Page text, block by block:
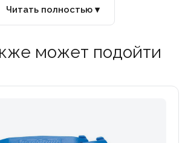
Читать полностью ▾
может подойти